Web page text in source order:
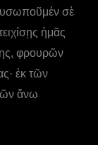
σὲ
ἡμᾶς
φρουρῶν
ἐκ τῶν
ἄνω